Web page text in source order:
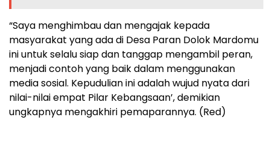
“Saya menghimbau dan mengajak kepada
masyarakat yang ada di Desa Paran Dolok Mardomu
ini untuk selalu siap dan tanggap mengambil peran,
menjadi contoh yang baik dalam menggunakan
media sosial. Kepudulian ini adalah wujud nyata dari
nilai-nilai empat Pilar Kebangsaan’, demikian
ungkapnya mengakhiri pemaparannya. (Red)